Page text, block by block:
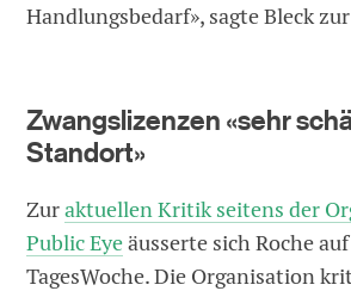
Handlungsbedarf», sagte Bleck
Zwangslizenzen «sehr
Standort»
Zuraktuellen Kritik seitens der
Public Eyeäusserte sich Roche
TagesWoche. Die Organisation